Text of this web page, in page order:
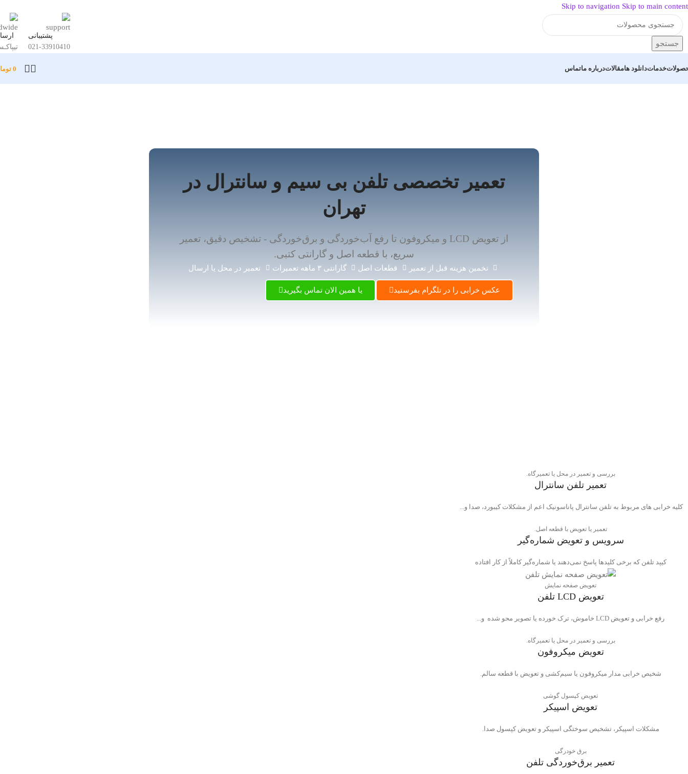
Skip to navigation Skip to main content
جستجو
پشتیبانی
021-33910410
خدماتدانلود هامقالاتدرباره ماتماس 0
تعمیر تخصصی تلفن بی‌ سیم و سانترال در
تهران
از تعویض LCD و میکروفون تا رفع آب‌خوردگی و برق‌خوردگی - تشخیص دقیق، تعمیر
سریع، با قطعه اصل و گارانتی کتبی.
تخمین هزینه قبل از تعمیر قطعات اصل گارانتی ۳ ماهه تعمیرات تعمیر در محل یا ارسال
عکس خرابی را در تلگرام بفرستید یا همین الان تماس بگیرید
بررسی و تعمیر در محل یا تعمیرگاه.
تعمیر تلفن سانترال
کلیه خرابی های مربوط به تلفن‌ سانترال پاناسونیک اعم از مشکلات کیبورد، صدا و...
تعمیر یا تعویض با قطعه اصل.
سرویس و تعویض شماره‌گیر
کیپد تلفن که برخی کلیدها پاسخ نمی‌دهند یا شماره‌گیر کاملاً از کار افتاده
تعویض صفحه نمایش
تعویض LCD تلفن
رفع خرابی و تعویض LCD خاموش، ترک خورده یا تصویر محو شده و...
بررسی و تعمیر در محل یا تعمیرگاه.
تعویض میکروفون
شخیص خرابی مدار میکروفون یا سیم‌کشی و تعویض با قطعه سالم.
تعویض کپسول گوشی
تعویض اسپیکر
مشکلات اسپیکر، تشخیص سوختگی اسپیکر و تعویض کپسول صدا.
برق خودرگی
تعمیر برق‌خوردگی تلفن